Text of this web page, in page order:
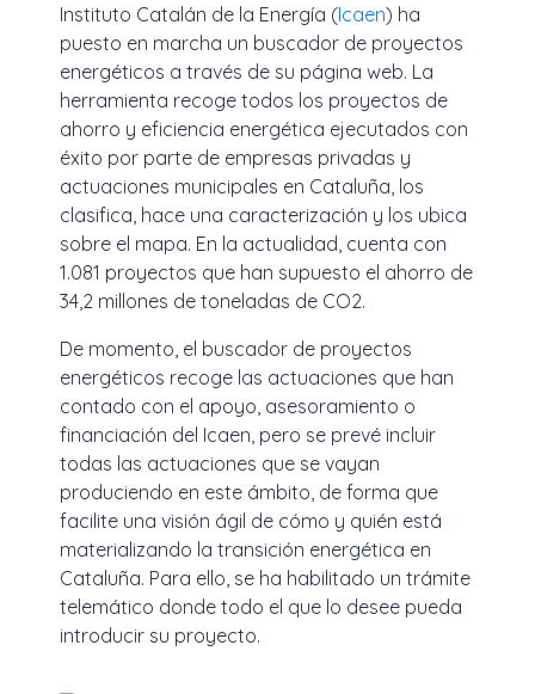
Instituto Catalán de la Energía (Icaen) ha
puesto en marcha un buscador de proyectos
energéticos a través de su página web. La
herramienta recoge todos los proyectos de
ahorro y eficiencia energética ejecutados con
éxito por parte de empresas privadas y
actuaciones municipales en Cataluña, los
clasifica, hace una caracterización y los ubica
sobre el mapa. En la actualidad, cuenta con
1.081 proyectos que han supuesto el ahorro de
34,2 millones de toneladas de CO2.
De momento, el buscador de proyectos
energéticos recoge las actuaciones que han
contado con el apoyo, asesoramiento o
financiación del Icaen, pero se prevé incluir
todas las actuaciones que se vayan
produciendo en este ámbito, de forma que
facilite una visión ágil de cómo y quién está
materializando la transición energética en
Cataluña. Para ello, se ha habilitado un trámite
telemático donde todo el que lo desee pueda
introducir su proyecto.